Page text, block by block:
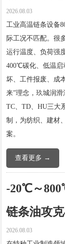
2026.08.03
工业高温链条设备
际工况不匹配。很
运行温度、负荷强
400℃碳化、低温启
坏、工件报废、成
来”理念，玖城润
TC、TD、HU三大
制，为纺织、建材
案。
查看更多 →
-20℃～
链条油攻
2026.08.03